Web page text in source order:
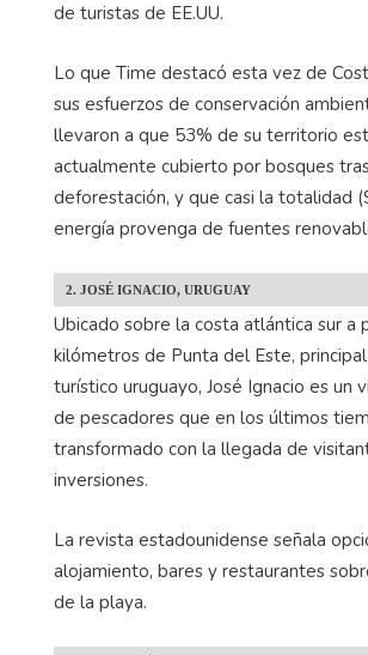
de turistas de EE.UU.
Lo que Time destacó esta vez de
sus esfuerzos de conservación
llevaron a que 53% de su territorio
actualmente cubierto por bosques
deforestación, y que casi la totalidad
energía provenga de fuentes
2. JOSÉ IGNACIO, URUGUAY
Ubicado sobre la costa atlántica sur a
kilómetros de Punta del Este,
turístico uruguayo, José Ignacio es un
de pescadores que en los últimos
transformado con la llegada de
inversiones.
La revista estadounidense señala
alojamiento, bares y restaurantes
de la playa.